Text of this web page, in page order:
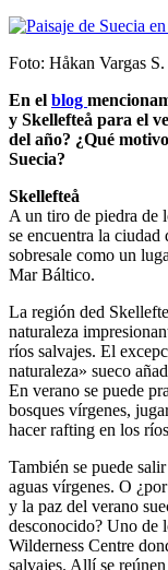
Foto: Håkan Vargas S.
En el blog
y Skellefteå para el
del año? ¿Qué
Suecia?
Skellefteå
A un tiro de piedra de
se encuentra la
sobresale como un
Mar Báltico.
La región ded
naturaleza
ríos salvajes. El
naturaleza» sueco
En verano se puede
bosques vírgenes,
hacer rafting en los
También se puede
aguas vírgenes. O
y la paz del verano
desconocido? Uno de
Wilderness Centre
salvajes. Allí se